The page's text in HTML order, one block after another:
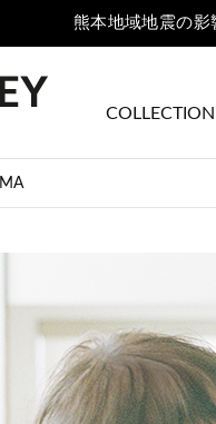
熊本地域地震の影
COLLECTION